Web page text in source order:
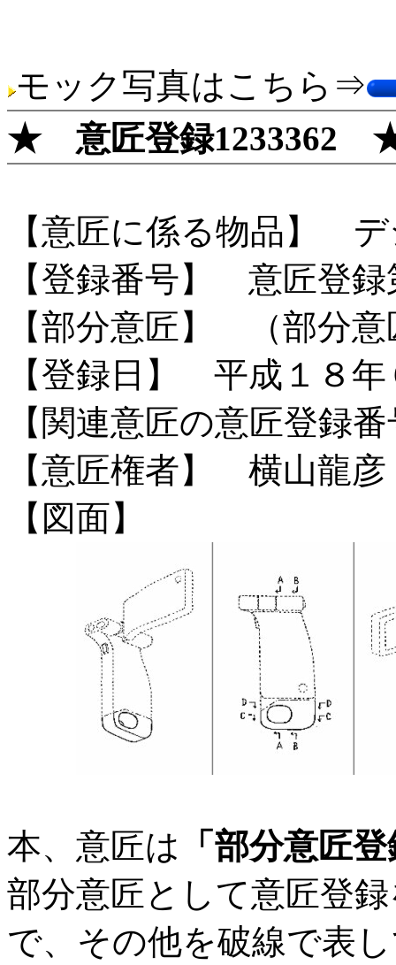
モック写真はこちら⇒
★ 意匠登録1233362
【意匠に係る物品】
【登録番号】 意匠登
【部分意匠】 （部分
【登録日】 平成１８年
【関連意匠の意匠登録
【意匠権者】 横山龍彦
【図面】
本、意匠は 「部分意匠
部分意匠として意匠登
で、その他を破線で表